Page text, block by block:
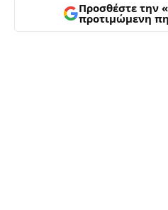
Προσθέστε την
προτιμώμενη